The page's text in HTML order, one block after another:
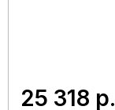
25 318 р.